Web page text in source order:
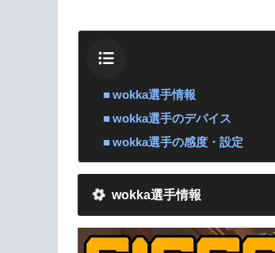
wokka選手情報
wokka選手のデバイス
wokka選手の感度・設定
wokka選手情報